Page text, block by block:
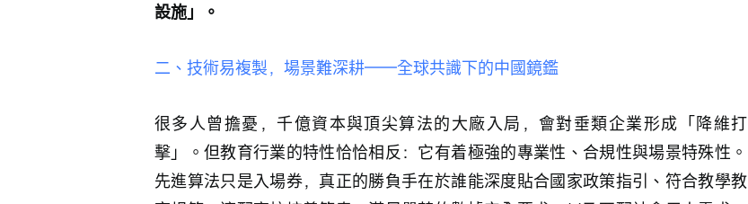
設施」。
二、技術易複製，場景難深耕——全球共識下的中國鏡鑑
很多人曾擔憂，千億資本與頂尖算法的大廠入局，會對垂類企業形成「降維打
擊」。但教育行業的特性恰恰相反：它有着極強的專業性、合規性與場景特殊性。
先進算法只是入場券，真正的勝負手在於誰能深度貼合國家政策指引、符合教學教